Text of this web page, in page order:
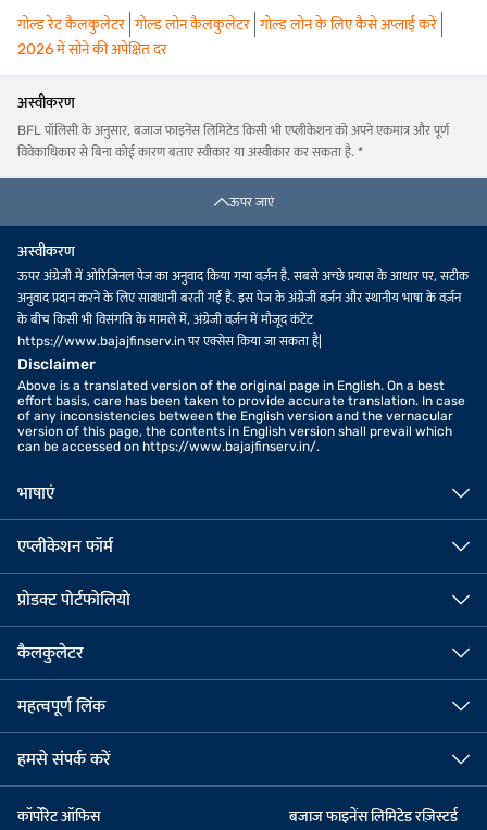
वोलैटिलिटी से सुरक्षित रहें.
जब गोल्ड-सिल्वर रेशियो कम होता है, तो यह मजबूत चांदी की कीमतें या अधिक
इसका मुख्य ध्यान गोल्ड की वर्तमान कीमत पर रहता है क्योंकि गोल्ड लोन के लिए
इस्तेमाल किया जाने वाला प्राथमिक एसेट है. गोल्ड-सिल्वर रेशियो को ट्रैक करके,
उधारकर्ता अप्लाई करने और अपनी उधार लेने की क्षमता को बेहतर बनाने के लिए बेहतर
समय चुन सकते हैं.
गोल्ड लोन की योग्यता
लिए तुरंत पैसे पाएं और पूरी सुरक्षा और पारदर्शिता सुनिश्चित करें.
गोल्ड लोन बनाम सिल्वर लोन - कौन बेहतर वैल्यू प्रदान करता है?
गोल्ड लोन आमतौर पर गोल्ड की उच्च मार्केट स्थिरता और लिक्विडिटी के कारण
सिल्वर लोन की तुलना में बेहतर वैल्यू प्रदान करते हैं. हालांकि दोनों मेटल कोलैटरल के
रूप में काम करते हैं, लेकिन सोने में:
उच्च लोन-टू-वैल्यू (LTV) रेशियो
75% तक ऑफर करते हैं.
कम ब्याज दरेंइसकी स्थिरता के लिए, गोल्ड लोन में अक्सर सिल्वर लोन की तुलना
में कम ब्याज दरें होती हैं.
आसान रीसेल और लिक्विडिटी
गोल्ड फाइनेंशियल मार्केट में अधिक व्यापक रूप से
अनुकूल शर्तों के साथ अधिक राशि चाहने वाले उधारकर्ताओं के लिए, गोल्ड लोन
गोल्ड रेट कैलकुलेटर गोल्ड लोन कैलकुलेटर गोल्ड लोन के लिए कैसे अप्लाई करें
2026 में सोने की अपेक्षित दर
अस्वीकरण
BFL पॉलिसी के अनुसार, बजाज फाइनेंस लिमिटेड किसी भी एप्लीकेशन को अपने एकमात्र और पूर्ण
विवेकाधिकार से बिना कोई कारण बताए स्वीकार या अस्वीकार कर सकता है. *
ऊपर जाएं
अस्वीकरण
ऊपर अंग्रेजी में ओरिजिनल पेज का अनुवाद किया गया वर्ज़न है. सबसे अच्छे प्रयास के आधार पर, सटीक
अनुवाद प्रदान करने के लिए सावधानी बरती गई है. इस पेज के अंग्रेजी वर्ज़न और स्थानीय भाषा के वर्ज़न
के बीच किसी भी विसंगति के मामले में, अंग्रेजी वर्ज़न में मौजूद कंटेंट
https://www.bajajfinserv.in पर एक्सेस किया जा सकता है|
Disclaimer
Above is a translated version of the original page in English. On a best
effort basis, care has been taken to provide accurate translation. In case
of any inconsistencies between the English version and the vernacular
version of this page, the contents in English version shall prevail which
can be accessed on https://www.bajajfinserv.in/.
भाषाएं
एप्लीकेशन फॉर्म
प्रोडक्ट पोर्टफोलियो
कैलकुलेटर
महत्वपूर्ण लिंक
हमसे संपर्क करें
कॉर्पोरेट ऑफिस
बजाज फाइनेंस लिमिटेड रज़िस्टर्ड